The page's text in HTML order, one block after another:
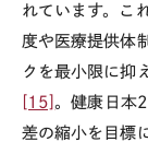
れています。こ
度や医療提供体
クを最小限に抑
[15] 。健康日本
差の縮小を目標